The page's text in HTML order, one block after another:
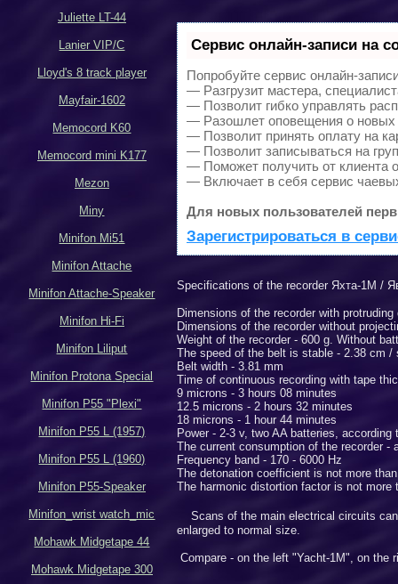
Juliette LT-44
Lanier VIP/C
Lloyd's 8 track player
Mayfair-1602
Memocord K60
Memocord mini K177
Mezon
Miny
Minifon Mi51
Minifon Attache
Minifon Attache-Speaker
Minifon Hi-Fi
Minifon Liliput
Minifon Protona Special
Minifon P55 "Plexi"
Minifon P55 L (1957)
Minifon P55 L (1960)
Minifon P55-Speaker
Minifon_wrist watch_mic
Mohawk Midgetape 44
Mohawk Midgetape 300
Сервис онлайн-записи на
Попробуйте сервис онлайн-
— Разгрузит мастера,
— Позволит гибко управлять
— Разошлет оповещения о новых
— Позволит принять оплату на
— Позволит записываться на
— Поможет получить от клиента
— Включает в себя сервис
Для новых пользователей
Зарегистрироваться в
Specifications of the recorder Яхта-1М /
Dimensions of the recorder with
Dimensions of the recorder without
Weight of the recorder - 600 g. Without
The speed of the belt is stable - 2.38 cm /
Belt width - 3.81 mm
Time of continuous recording with tape
9 microns - 3 hours 08 minutes
12.5 microns - 2 hours 32 minutes
18 microns - 1 hour 44 minutes
Power - 2-3 v, two AA batteries,
The current consumption of the recorder -
Frequency band - 170 - 6000 Hz
The detonation coefficient is not more
The harmonic distortion factor is not more
Scans of the main electrical circuits
enlarged to normal size.
Compare - on the left "Yacht-1M", on the